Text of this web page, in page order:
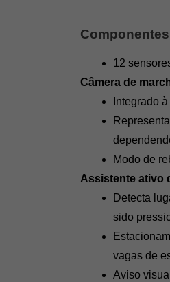
Componentes
12
Câmera de
Integrado
Modo de
Assistente ativo
Detecta
sido
vagas de
Aviso